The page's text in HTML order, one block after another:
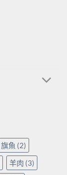
旗魚 (2)
羊肉 (3)